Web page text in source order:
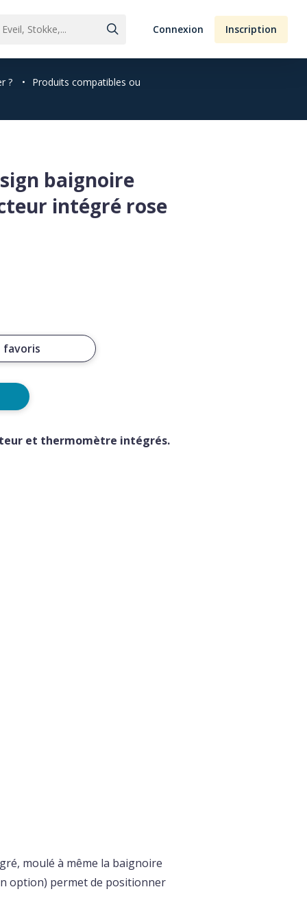
Connexion Inscription
? • Produits compatibles ou
baignoire
intégré rose
favoris
et thermomètre intégrés.
moulé à même la baignoire
option) permet de positionner